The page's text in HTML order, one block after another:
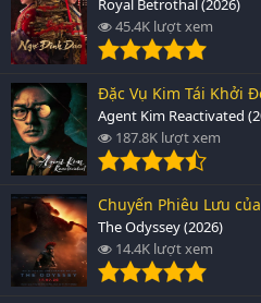
45.4K lượt xem
Đặc Vụ Kim Tái Khởi
Agent Kim Reactivated
187.8K lượt xem
Chuyến Phiêu Lưu
The Odyssey (2026)
14.4K lượt xem